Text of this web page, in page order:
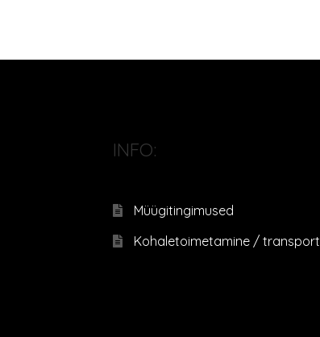
INFO:
Müügitingimused
Kohaletoimetamine / transport